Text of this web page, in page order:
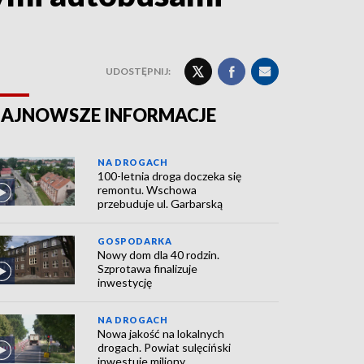
UDOSTĘPNIJ:
INFORMACJE
NA DROGACH
100-letnia droga doczeka się
remontu. Wschowa
przebuduje ul. Garbarską
GOSPODARKA
Nowy dom dla 40 rodzin.
Szprotawa finalizuje
inwestycję
NA DROGACH
Nowa jakość na lokalnych
drogach. Powiat sulęciński
inwestuje miliony